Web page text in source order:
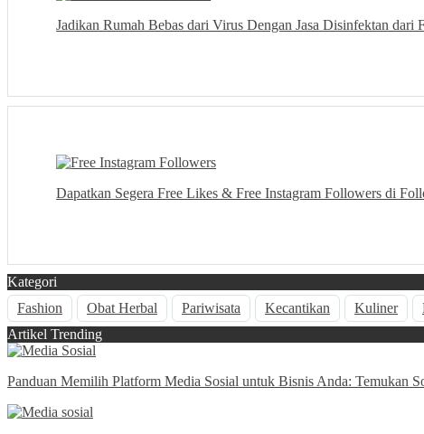
Jadikan Rumah Bebas dari Virus Dengan Jasa Disinfektan dari
Dapatkan Segera Free Likes & Free Instagram Followers di
Kategori
Fashion
Obat Herbal Pariwisata Kecantikan Kuliner
Artikel Trending
Panduan Memilih Platform Media Sosial untuk Bisnis Anda: Temukan